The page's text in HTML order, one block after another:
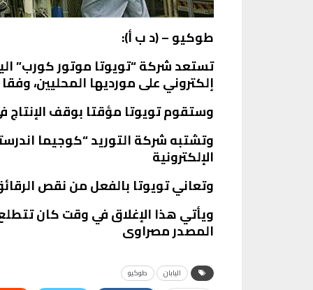
طوكيو – (د ب أ):
تستعد شركة “تويوتا موتور كورب”
إلكتروني على مورديها المحليين،
وستقوم تويوتا مؤقتا بوقف الإنتاج في 28 خط إنتاج في 14 مصنعا في مختلف أنحاء
وتشتبه شركة التوريد “كوجيما
الإلكترونية
وتعاني تويوتا بالفعل من نقص الرقائق
ويأتي هذا الإغلاق في وقت كان تتطلع
المصدر مصراوى
اليابان طوكيو